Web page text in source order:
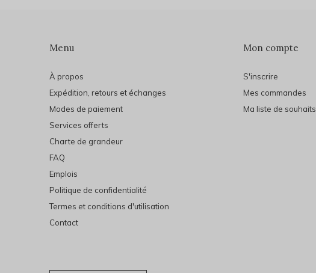
Menu
À propos
Expédition, retours et échanges
Modes de paiement
Services offerts
Charte de grandeur
FAQ
Emplois
Politique de confidentialité
Termes et conditions d'utilisation
Contact
Mon compte
S'inscrire
Mes commandes
Ma liste de souhaits